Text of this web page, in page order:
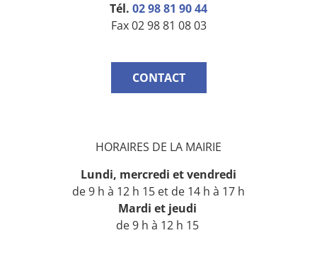
Tél. 02 98 81 90 44
Fax 02 98 81 08 03
CONTACT
HORAIRES DE LA MAIRIE
Lundi, mercredi et vendredi
de 9 h à 12 h 15 et de 14 h à 17 h
Mardi et jeudi
de 9 h à 12 h 15